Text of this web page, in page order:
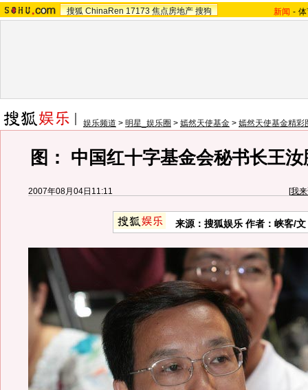
搜狐 ChinaRen 17173 焦点房地产 搜狗 新闻 -
娱乐频道 > 明星_娱乐圈 > 嫣然天使基金 > 嫣然天使基金精彩
图： 中国红十字基金会秘书长王
2007年08月04日11:11 [我
来源：搜狐娱乐 作者：峡客/